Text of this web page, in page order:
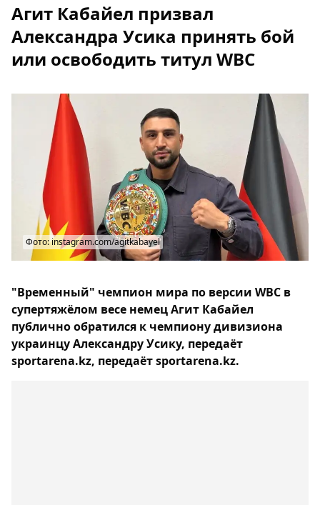
Агит Кабайел призвал
Александра Усика принять бой
или освободить титул WBC
Фото: instagram.com/agitkabayel
"Временный" чемпион мира по версии WBC в
супертяжёлом весе немец Агит Кабайел
публично обратился к чемпиону дивизиона
украинцу Александру Усику, передаёт
sportarena.kz, передаёт sportarena.kz.